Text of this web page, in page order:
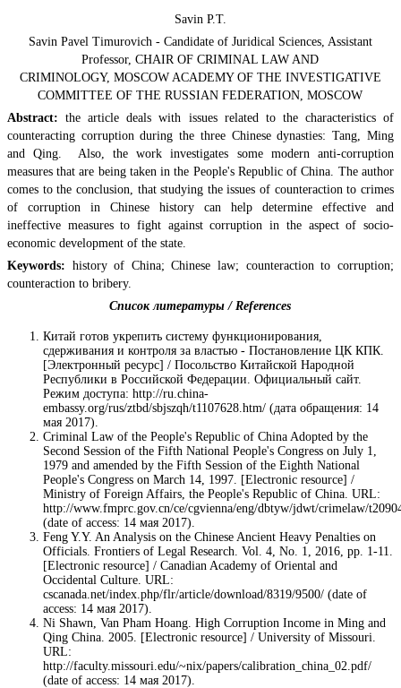
Savin P.Т.
Savin Pavel Timurovich - Candidate of Juridical Sciences, Assistant
Professor, CHAIR OF CRIMINAL LAW AND
CRIMINOLOGY, MOSCOW ACADEMY OF THE INVESTIGATIVE
COMMITTEE OF THE RUSSIAN FEDERATION, MOSCOW
Abstract:the article deals with issues related to the characteristics of
counteracting corruption during the three Chinese dynasties: Tang, Ming
and Qing. Also, the work investigates some modern anti-corruption
measures that are being taken in the People's Republic of China. The author
comes to the conclusion, that studying the issues of counteraction to crimes
of corruption in Chinese history can help determine effective and
ineffective measures to fight against corruption in the aspect of socio-
economic development of the state.
Keywords: history of China; Chinese law; counteraction to corruption;
counteraction to bribery.
Список литературы / References
Китай готов укрепить систему функционирования,
сдерживания и контроля за властью - Постановление ЦК КПК.
[Электронный ресурс] / Посольство Китайской Народной
Республики в Российской Федерации. Официальный сайт.
Режим доступа: http://ru.china-
embassy.org/rus/ztbd/sbjszqh/t1107628.htm/ (дата обращения: 14
мая 2017).
Criminal Law of the People's Republic of China Adopted by the
Second Session of the Fifth National People's Congress on July 1,
1979 and amended by the Fifth Session of the Eighth National
People's Congress on March 14, 1997. [Electronic resource] /
Ministry of Foreign Affairs, the People's Republic of China. URL:
http://www.fmprc.gov.cn/ce/cgvienna/eng/dbtyw/jdwt/crimelaw/
(date of access: 14 мая 2017).
Feng Y.Y. An Analysis on the Chinese Ancient Heavy Penalties on
Officials. Frontiers of Legal Research. Vol. 4, No. 1, 2016, pp. 1-11.
[Electronic resource] / Canadian Academy of Oriental and
Occidental Culture. URL:
cscanada.net/index.php/flr/article/download/8319/9500/ (date of
access: 14 мая 2017).
Ni Shawn, Van Pham Hoang. High Corruption Income in Ming and
Qing China. 2005. [Electronic resource] / University of Missouri.
URL:
http://faculty.missouri.edu/~nix/papers/calibration_china_02.pdf/
(date of access: 14 мая 2017).